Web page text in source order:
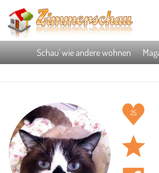
Schau' wie andere wohnen
25